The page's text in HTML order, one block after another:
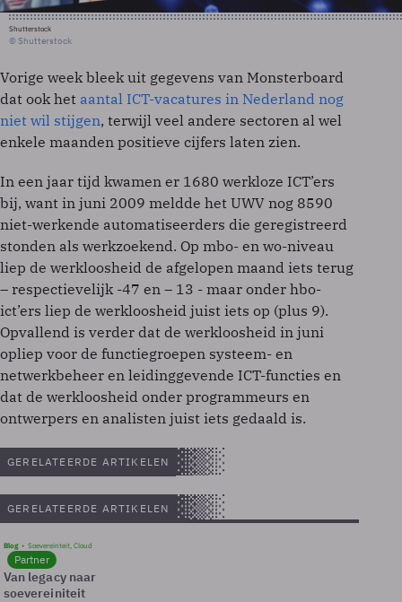
Shutterstock
© Shutterstock
Vorige week bleek uit gegevens van Monsterboard
dat ook het aantal ICT-vacatures in Nederland nog
niet wil stijgen, terwijl veel andere sectoren al wel
enkele maanden positieve cijfers laten zien.
In een jaar tijd kwamen er 1680 werkloze ICT’ers
bij, want in juni 2009 meldde het UWV nog 8590
niet-werkende automatiseerders die geregistreerd
stonden als werkzoekend. Op mbo- en wo-niveau
liep de werkloosheid de afgelopen maand iets terug
– respectievelijk -47 en – 13 - maar onder hbo-
ict’ers liep de werkloosheid juist iets op (plus 9).
Opvallend is verder dat de werkloosheid in juni
opliep voor de functiegroepen systeem- en
netwerkbeheer en leidinggevende ICT-functies en
dat de werkloosheid onder programmeurs en
ontwerpers en analisten juist iets gedaald is.
GERELATEERDE ARTIKELEN
GERELATEERDE ARTIKELEN
Blog Soevereinteit, Cloud
Partner
Van legacy naar
soevereiniteit